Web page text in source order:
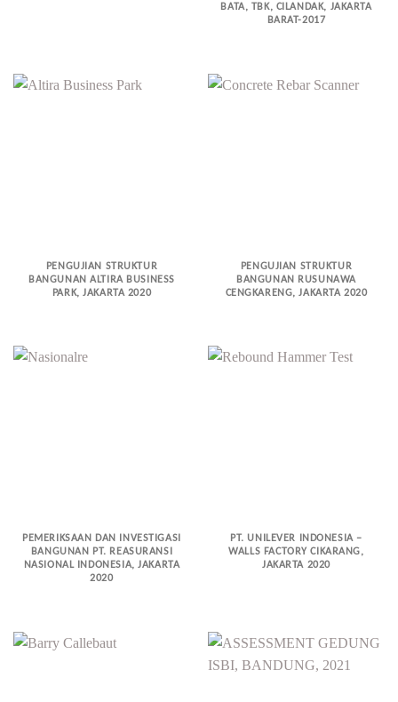
BATA, TBK, CILANDAK, JAKARTA
BARAT-2017
PENGUJIAN STRUKTUR
BANGUNAN ALTIRA BUSINESS
PARK, JAKARTA 2020
PENGUJIAN STRUKTUR
BANGUNAN RUSUNAWA
CENGKARENG, JAKARTA 2020
PEMERIKSAAN DAN INVESTIGASI
BANGUNAN PT. REASURANSI
NASIONAL INDONESIA, JAKARTA
2020
PT. UNILEVER INDONESIA –
WALLS FACTORY CIKARANG,
JAKARTA 2020